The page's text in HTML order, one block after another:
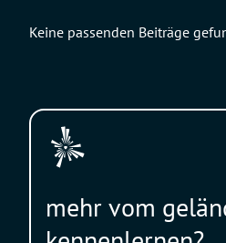
Keine passenden Beiträge
mehr vom